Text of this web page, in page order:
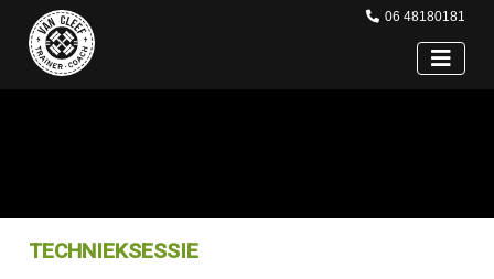
06 48180181
TECHNIEKSESSIE